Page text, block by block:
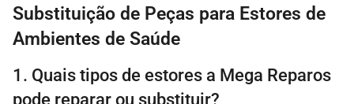
Substituição de Peças para Estores de
Ambientes de Saúde
1. Quais tipos de estores a Mega Reparos
pode reparar ou substituir?